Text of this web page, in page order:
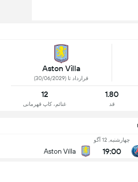
Aston Villa
قرارداد تا (30/06/2029)
1.80
قد
12
غنائم، کاپ قهرمانی
چهارشنبه, 12 آگو
19:00
Aston Villa